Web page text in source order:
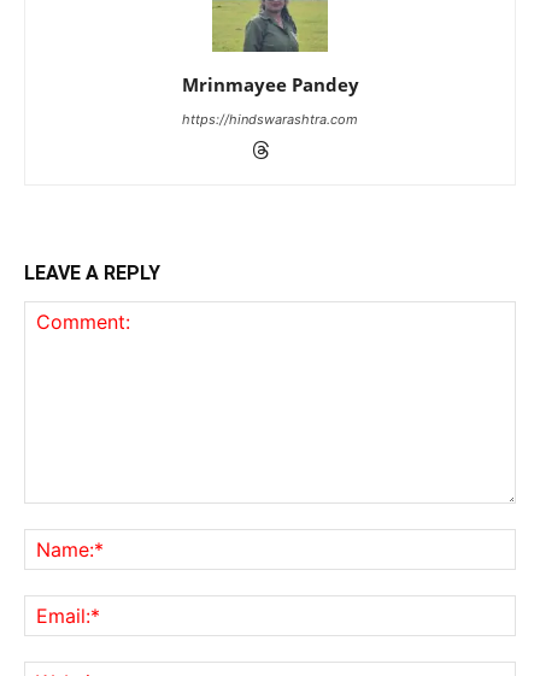
Mrinmayee Pandey
https://hindswarashtra.com
LEAVE A REPLY